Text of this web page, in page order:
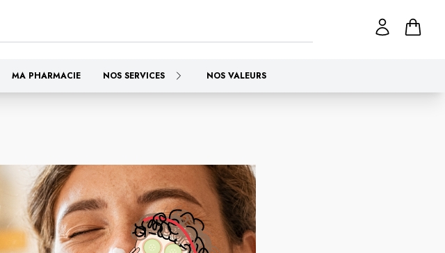
MA PHARMACIE NOS SERVICES NOS VALEURS